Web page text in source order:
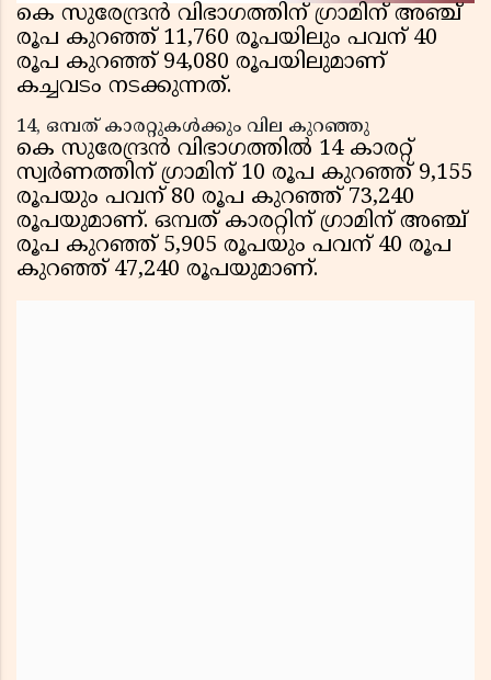
കെ സുരേന്ദ്രൻ വിഭാഗത്തിന് ഗ്രാമിന് അഞ്ച്
രൂപ കുറഞ്ഞ് 11,760 രൂപയിലും പവന് 40
രൂപ കുറഞ്ഞ് 94,080 രൂപയിലുമാണ്
കച്ചവടം നടക്കുന്നത്.
14, ഒമ്പത് കാരറ്റുകൾക്കും വില കുറഞ്ഞു
കെ സുരേന്ദ്രൻ വിഭാഗത്തിൽ 14 കാരറ്റ്
സ്വർണത്തിന് ഗ്രാമിന് 10 രൂപ കുറഞ്ഞ് 9,155
രൂപയും പവന് 80 രൂപ കുറഞ്ഞ് 73,240
രൂപയുമാണ്. ഒമ്പത് കാരറ്റിന് ഗ്രാമിന് അഞ്ച്
രൂപ കുറഞ്ഞ് 5,905 രൂപയും പവന് 40 രൂപ
കുറഞ്ഞ് 47,240 രൂപയുമാണ്.